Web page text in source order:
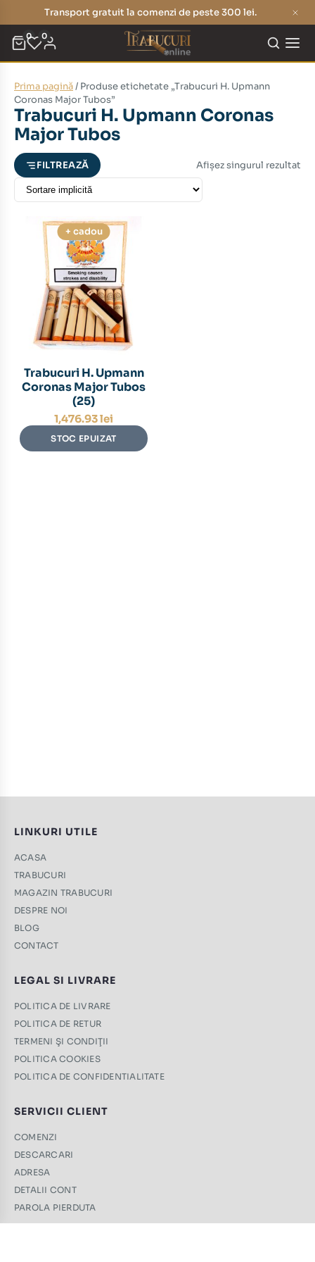
Transport gratuit la comenzi de peste 300 lei.
0 0
Prima pagină/ Produse etichetate „Trabucuri H. Upmann
Coronas Major Tubos”
Trabucuri H. Upmann Coronas
Major Tubos
FILTREAZĂ Afișez singurul rezultat
+ cadou
Trabucuri H. Upmann
Coronas Major Tubos
(25)
1,476.93lei
STOC EPUIZAT
LINKURI UTILE
ACASA
TRABUCURI
MAGAZIN TRABUCURI
DESPRE NOI
BLOG
CONTACT
LEGAL SI LIVRARE
POLITICA DE LIVRARE
POLITICA DE RETUR
TERMENI ŞI CONDIŢII
POLITICA COOKIES
POLITICA DE CONFIDENTIALITATE
SERVICII CLIENT
COMENZI
DESCARCARI
ADRESA
DETALII CONT
PAROLA PIERDUTA